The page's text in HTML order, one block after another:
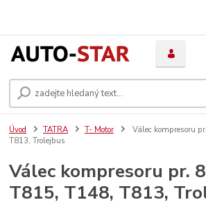
Úvod TATRA T- Motor
Válec kompresoru
T813, Trolejbus
Válec kompresoru pr.
T815, T148, T813,